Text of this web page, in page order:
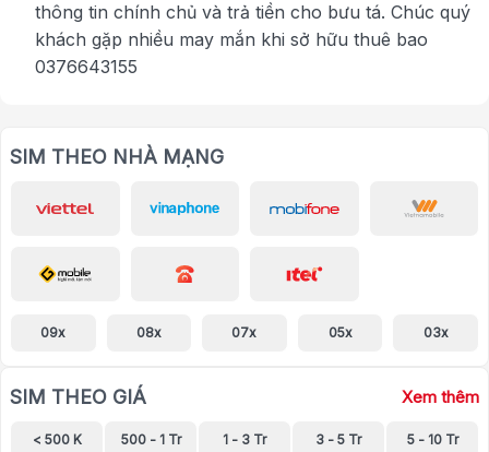
thông tin chính chủ và trả tiền cho bưu tá. Chúc quý
khách gặp nhiều may mắn khi sở hữu thuê bao
0376643155
SIM THEO NHÀ MẠNG
09x 08x 07x 05x 03x
SIM THEO GIÁ Xem thêm
< 500 K 500 - 1 Tr 1 - 3 Tr 3 - 5 Tr 5 - 10 Tr